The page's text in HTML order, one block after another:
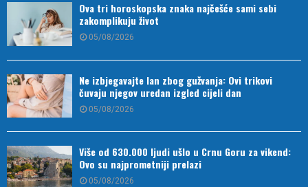
Ova tri horoskopska znaka najčešće sami sebi
zakomplikuju život
05/08/2026
Ne izbjegavajte lan zbog gužvanja: Ovi trikovi
čuvaju njegov uredan izgled cijeli dan
05/08/2026
Više od 630.000 ljudi ušlo u Crnu Goru za vikend:
Ovo su najprometniji prelazi
05/08/2026